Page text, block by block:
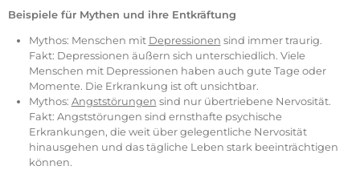
Beispiele für Mythen und ihre Entkräftung
Mythos: Menschen mit Depressionen sind immer traurig.
Fakt: Depressionen äußern sich unterschiedlich. Viele
Menschen mit Depressionen haben auch gute Tage oder
Momente. Die Erkrankung ist oft unsichtbar.
Mythos: Angststörungen sind nur übertriebene Nervosität.
Fakt: Angststörungen sind ernsthafte psychische
Erkrankungen, die weit über gelegentliche Nervosität
hinausgehen und das tägliche Leben stark beeinträchtigen
können.